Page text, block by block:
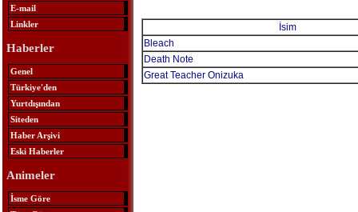
E-mail
Linkler
Haberler
Genel
Türkiye'den
Yurtdışından
Siteden
Haber Arşivi
Eski Haberler
Animeler
İsme Göre
İsim
Bleach
Death Note
Great Teacher Onizuka